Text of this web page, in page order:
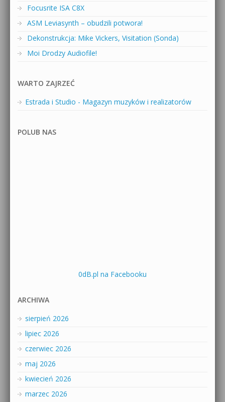
Focusrite ISA C8X
ASM Leviasynth – obudzili potwora!
Dekonstrukcja: Mike Vickers, Visitation (Sonda)
Moi Drodzy Audiofile!
WARTO ZAJRZEĆ
Estrada i Studio - Magazyn muzyków i realizatorów
POLUB NAS
0dB.pl na Facebooku
ARCHIWA
sierpień 2026
lipiec 2026
czerwiec 2026
maj 2026
kwiecień 2026
marzec 2026